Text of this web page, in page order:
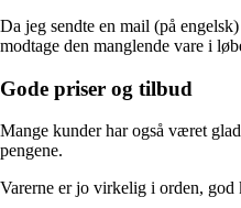
Da jeg sendte en mail (på
modtage den manglende vare i
Gode priser og tilbud
Mange kunder har også været
pengene.
Varerne er jo virkelig i orden, god